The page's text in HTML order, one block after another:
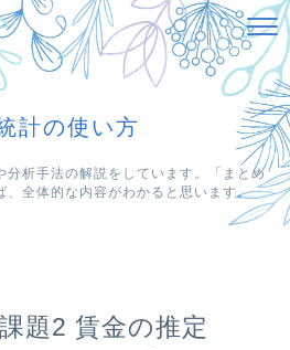
計の使い方
分析手法の解説をしています。「まとめ
、全体的な内容がわかると思います。
題2 賃金の推定